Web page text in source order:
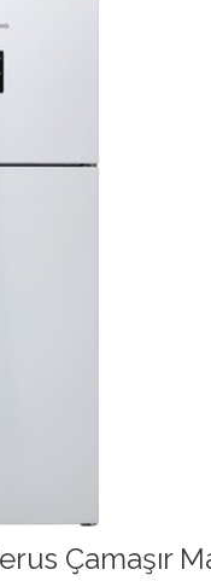
Çamaşır